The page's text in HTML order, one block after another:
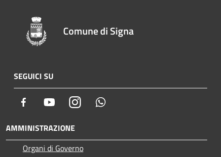
Comune di Signa
SEGUICI SU
Facebook YoutubeInstagram
AMMINISTRAZIONE
Organi di Governo